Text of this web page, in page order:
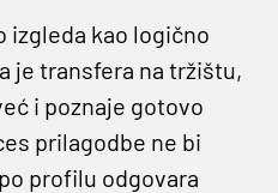
izgleda kao logično
je transfera na tržištu,
i poznaje gotovo
prilagodbe ne bi
profilu odgovara